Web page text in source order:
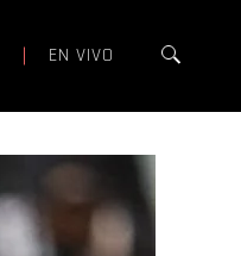
EN VIVO